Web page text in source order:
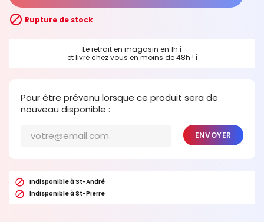
 Rupture de stock
Le retrait en magasin en 1h ℹ
et livré chez vous en moins de 48h ! ℹ
Pour être prévenu lorsque ce produit sera de
nouveau disponible :
ENVOYER
 Indisponible à St-André
 Indisponible à St-Pierre